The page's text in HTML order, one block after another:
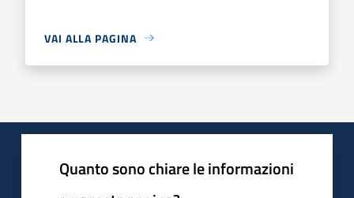
VAI ALLA PAGINA
Quanto sono chiare le informazioni